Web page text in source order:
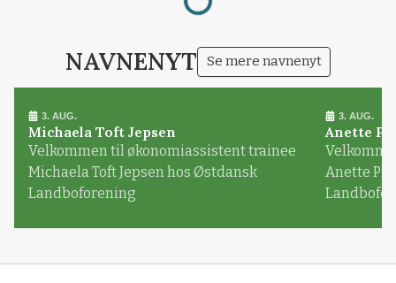
NAVNENYT Se mere navnenyt
3. AUG.
Michaela Toft Jepsen
Velkommen til økonomiassistent trainee
Michaela Toft Jepsen hos Østdansk
Landboforening
3. AUG.
Anette
Anette